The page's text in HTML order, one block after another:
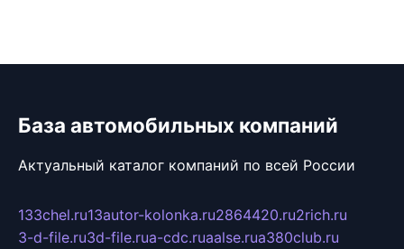
База автомобильных компаний
Актуальный каталог компаний по всей России
133chel.ru13autor-kolonka.ru2864420.ru2rich.ru
3-d-file.ru3d-file.rua-cdc.ruaalse.rua380club.ru